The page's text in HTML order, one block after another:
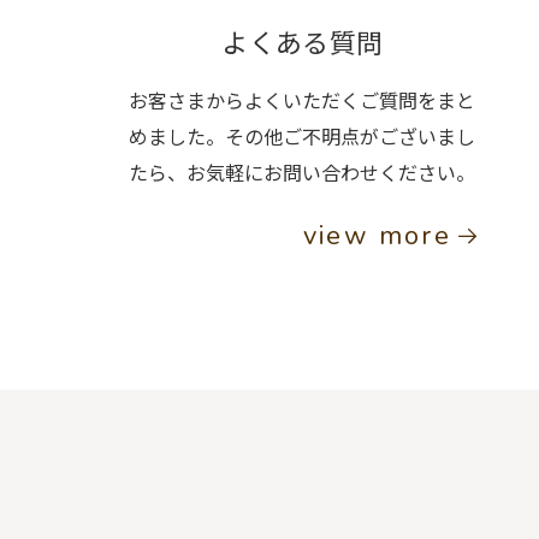
よくある質問
お客さまからよくいただくご質問をまと
めました。その他ご不明点がございまし
たら、お気軽にお問い合わせください。
view more